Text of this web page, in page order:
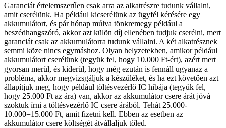
Garanciát értelemszerűen csak arra az alkatrészre tudunk vállalni,
amit cserélünk. Ha például kicserélünk az ügyfél kérésére egy
akkumulátort, és pár hónap múlva tönkremegy például a
beszédhangszóró, akkor azt külön díj ellenében tudjuk cserélni, mert
garanciát csak az akkumulátorra tudunk vállalni. A két alkatrésznek
semmi köze nincs egymáshoz. Olyan helyzetekben, amikor például
akkumulátort cserélünk (tegyük fel, hogy 10.000 Ft-ért), azért mert
gyorsan merül, és kiderül, hogy még ezután is fennáll ugyanaz a
probléma, akkor megvizsgáljuk a készüléket, és ha ezt követően azt
állapítjuk meg, hogy például töltésvezérlő IC hibája (tegyük fel,
hogy 25.000 Ft az ára) van, akkor az akkumulátor csere árát jóvá
szoktuk írni a töltésvezérlő IC csere árából. Tehát 25.000-
10.000=15.000 Ft, amit fizetni kell. Ebben az esetben az
akkumulátor csere költségét átvállaljuk tőled.